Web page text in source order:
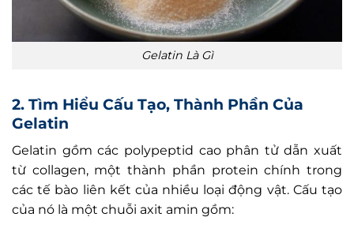
Gelatin Là Gì
2. Tìm Hiểu Cấu Tạo, Thành Phần Của
Gelatin
Gelatin gồm các polypeptid cao phân tử dẫn xuất
từ collagen, một thành phần protein chính trong
các tế bào liên kết của nhiều loại động vật. Cấu tạo
của nó là một chuỗi axit amin gồm: